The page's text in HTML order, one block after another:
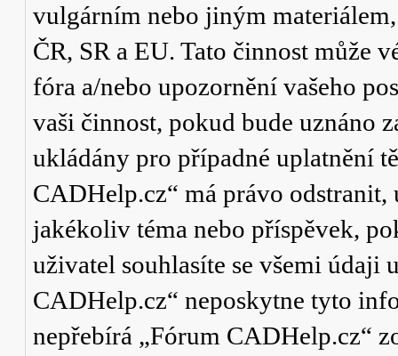
vulgárním nebo jiným
ČR, SR a EU. Tato činnost může
fóra a/nebo upozornění vašeho
vaši činnost, pokud bude uznáno
ukládány pro případné uplatnění
CADHelp.cz“ má právo
jakékoliv téma nebo příspěvek,
uživatel souhlasíte se všemi údaji
CADHelp.cz“ neposkytne tyto
nepřebírá „Fórum CADHelp.cz“